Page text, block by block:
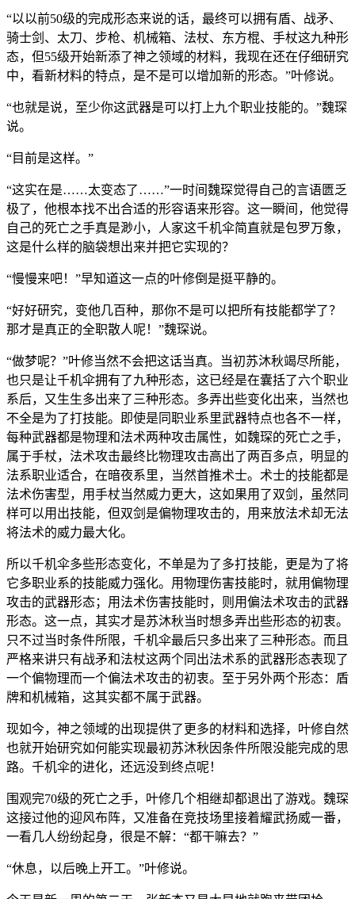
“以以前50级的完成形态来说的话，最终可以拥有盾、战矛、
骑士剑、太刀、步枪、机械箱、法杖、东方棍、手杖这九种形
态，但55级开始新添了神之领域的材料，我现在还在仔细研究
中，看新材料的特点，是不是可以增加新的形态。”叶修说。
“也就是说，至少你这武器是可以打上九个职业技能的。”魏琛
说。
“目前是这样。”
“这实在是……太变态了……”一时间魏琛觉得自己的言语匮乏
极了，他根本找不出合适的形容语来形容。这一瞬间，他觉得
自己的死亡之手真是渺小，人家这千机伞简直就是包罗万象，
这是什么样的脑袋想出来并把它实现的？
“慢慢来吧！”早知道这一点的叶修倒是挺平静的。
“好好研究，变他几百种，那你不是可以把所有技能都学了？
那才是真正的全职散人呢！”魏琛说。
“做梦呢？”叶修当然不会把这话当真。当初苏沐秋竭尽所能，
也只是让千机伞拥有了九种形态，这已经是在囊括了六个职业
系后，又生生多出来了三种形态。多弄出些变化出来，当然也
不全是为了打技能。即使是同职业系里武器特点也各不一样，
每种武器都是物理和法术两种攻击属性，如魏琛的死亡之手，
属于手杖，法术攻击最终比物理攻击高出了两百多点，明显的
法系职业适合，在暗夜系里，当然首推术士。术士的技能都是
法术伤害型，用手杖当然威力更大，这如果用了双剑，虽然同
样可以用出技能，但双剑是偏物理攻击的，用来放法术却无法
将法术的威力最大化。
所以千机伞多些形态变化，不单是为了多打技能，更是为了将
它多职业系的技能威力强化。用物理伤害技能时，就用偏物理
攻击的武器形态；用法术伤害技能时，则用偏法术攻击的武器
形态。这一点，其实才是苏沐秋当时想多弄出些形态的初衷。
只不过当时条件所限，千机伞最后只多出来了三种形态。而且
严格来讲只有战矛和法杖这两个同出法术系的武器形态表现了
一个偏物理而一个偏法术攻击的初衷。至于另外两个形态：盾
牌和机械箱，这其实都不属于武器。
现如今，神之领域的出现提供了更多的材料和选择，叶修自然
也就开始研究如何能实现最初苏沐秋因条件所限没能完成的思
路。千机伞的进化，还远没到终点呢！
围观完70级的死亡之手，叶修几个相继却都退出了游戏。魏琛
这接过他的迎风布阵，又准备在竞技场里接着耀武扬威一番，
一看几人纷纷起身，很是不解：“都干嘛去？”
“休息，以后晚上开工。”叶修说。